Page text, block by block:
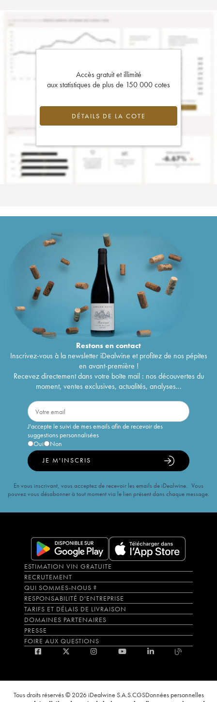
Accès gratuit et illimité
aux statistiques de plus de 150 000 cotes
DÉTAILS DE LA COTE
Restons encontact
Inscrivez-vous à la newsletter iDealwine et profitez de nos pépites
en avant-première !
Recevez directement dans votre boîte mail : nos découvertes du
moment, ventes exclusives, actualités, analyses...
J'accepte le suivi de mes emails afin de recevoir des
suggestions personnalisées
Oui
Non
JE M'INSCRIS
En vous inscrivant, vous acceptez de recevoir les emails de iDealwine. Vous
pouvez vous désabonner à tout moment via le lien présent dans chaque message.
ESTIMATION VIN GRATUITE
RECRUTEMENT
QUI SOMMES-NOUS ?
RESPONSABILITÉ D'ENTREPRISE
TARIFS ET DÉLAIS DE LIVRAISON
DOMAINES PARTENAIRES
PRESSE
FOIRE AUX QUESTIONS
Tous droits réservés © 2026 iDealwine S.A.S.CGSDonnées personnelles